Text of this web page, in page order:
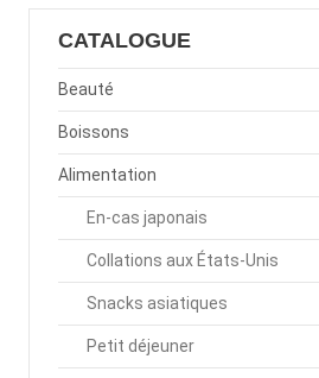
CATALOGUE
Beauté
Boissons
Alimentation
En-cas japonais
Collations aux États-Unis
Snacks asiatiques
Petit déjeuner